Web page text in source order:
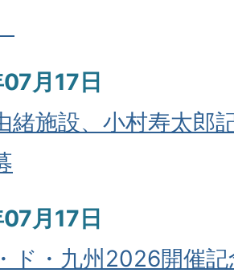
月17日
緒施設、小村寿太郎
月17日
ド・九州2026開催